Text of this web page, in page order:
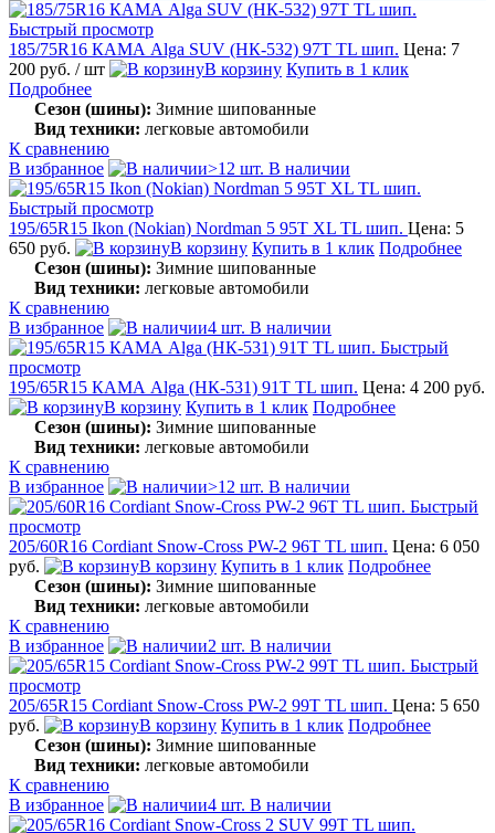
Быстрый просмотр
185/75R16 КАМА Alga SUV (НК-532) 97T TL шип. Цена: 7
200 руб. / шт В корзину Купить в 1 клик
Подробнее
Сезон (шины): Зимние шипованные
Вид техники: легковые автомобили
К сравнению
В избранное
>12 шт. В наличии
Быстрый просмотр
195/65R15 Ikon (Nokian) Nordman 5 95T XL TL шип. Цена: 5
650 руб.
В корзину Купить в 1 клик Подробнее
Сезон (шины): Зимние шипованные
Вид техники: легковые автомобили
К сравнению
В избранное
4 шт. В наличии
Быстрый
просмотр
195/65R15 КАМА Alga (НК-531) 91T TL шип. Цена: 4 200 руб.
В корзину Купить в 1 клик Подробнее
Сезон (шины): Зимние шипованные
Вид техники: легковые автомобили
К сравнению
В избранное
>12 шт. В наличии
Быстрый
просмотр
205/60R16 Cordiant Snow-Cross PW-2 96T TL шип. Цена: 6 050
руб.
В корзину Купить в 1 клик Подробнее
Сезон (шины): Зимние шипованные
Вид техники: легковые автомобили
К сравнению
В избранное
2 шт. В наличии
Быстрый
просмотр
205/65R15 Cordiant Snow-Cross PW-2 99T TL шип. Цена: 5 650
руб.
В корзину Купить в 1 клик Подробнее
Сезон (шины): Зимние шипованные
Вид техники: легковые автомобили
К сравнению
В избранное
4 шт. В наличии